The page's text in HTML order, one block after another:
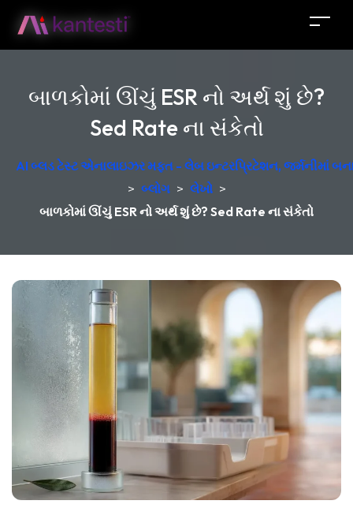
બાળકોમાં ઊંચું ESR નો અર્થ શું છે?
Sed Rate ના સંકેતો
AI બ્લડ ટેસ્ટ એનાલાઇઝર મફત - લેબ ઇન્ટરપ્રિટેશન, જર્મનીમાં
> બ્લોગ > લેખો >
બાળકોમાં ઊંચું ESR નો અર્થ શું છે? Sed Rate ના સંકેતો